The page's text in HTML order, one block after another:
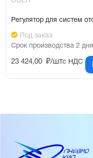
Регулятор для систем
Под заказ
Срок производства 2 дня
23 424,00 ₽/штс НДС